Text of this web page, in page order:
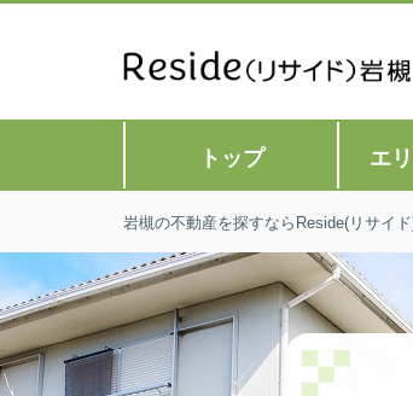
トップ エ
岩槻の不動産を探すならReside(リサイ